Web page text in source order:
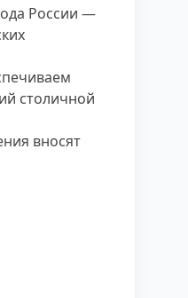
России —
столичной
вносят